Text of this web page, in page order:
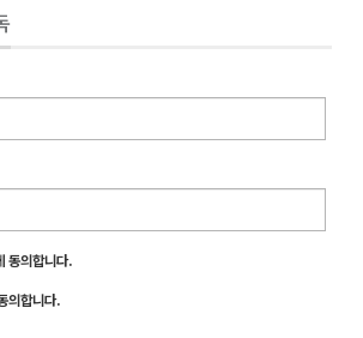
동의합니다.
의합니다.